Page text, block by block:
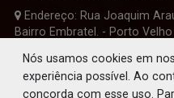
Endereço: Rua Joaquim
Bairro Embratel. - Porto Velho
Editor-Chefe da Redação:
Nós usamos cookies em
experiência possível. Ao
concorda com esse uso.